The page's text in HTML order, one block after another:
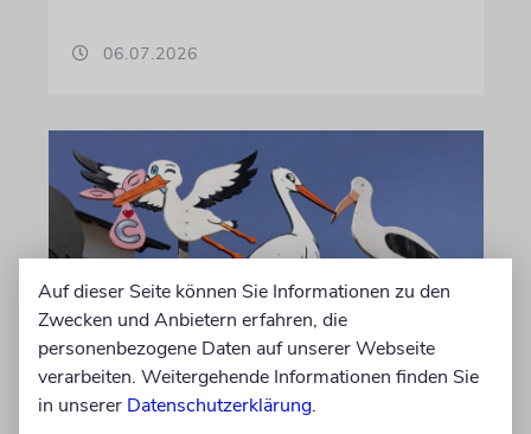
06.07.2026
STATISTIK
Diese hebräischen
Auf dieser Seite können Sie Informationen zu den
Zwecken und Anbietern erfahren, die
personenbezogene Daten auf unserer Webseite
verarbeiten. Weitergehende Informationen finden Sie
in unserer Datenschutzerklärung.